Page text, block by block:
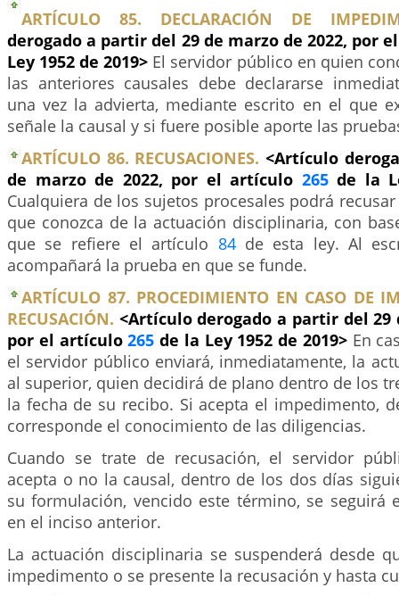
ARTÍCULO 85. DECLARACIÓN DE
derogado a partir del 29 de marzo de 2022, por
Ley 1952 de 2019> El servidor público en quien
las anteriores causales debe declararse
una vez la advierta, mediante escrito en el que
señale la causal y si fuere posible aporte las
ARTÍCULO 86. RECUSACIONES. <Artículo
de marzo de 2022, por el artículo 265de la
Cualquiera de los sujetos procesales podrá
que conozca de la actuación disciplinaria, con
que se refiere el artículo 84de esta ley. Al
acompañará la prueba en que se funde.
ARTÍCULO 87. PROCEDIMIENTO EN CASO DE
RECUSACIÓN. <Artículo derogado a partir del 29
por el artículo265 de la Ley 1952 de 2019> En
el servidor público enviará, inmediatamente, la
al superior, quien decidirá de plano dentro de los
la fecha de su recibo. Si acepta el impedimento,
corresponde el conocimiento de las diligencias.
Cuando se trate de recusación, el servidor
acepta o no la causal, dentro de los dos días
su formulación, vencido este término, se seguirá
en el inciso anterior.
La actuación disciplinaria se suspenderá desde
impedimento o se presente la recusación y hasta